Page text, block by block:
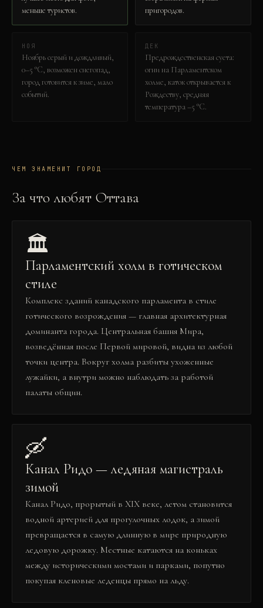
меньше туристов.
пригородов.
НОЯ
Ноябрь серый и дождливый,
0–5 °C, возможен снегопад,
город готовится к зиме, мало
событий.
ДЕК
Предрождественская суета:
огни на Парламентском
холме, каток открывается к
Рождеству, средняя
температура –5 °C.
ЧЕМ ЗНАМЕНИТ ГОРОД
За что любят Оттава
🏛️
Парламентский холм в готическом
стиле
Комплекс зданий канадского парламента в стиле
готического возрождения — главная архитектурная
доминанта города. Центральная башня Мира,
возведённая после Первой мировой, видна из любой
точки центра. Вокруг холма разбиты ухоженные
лужайки, а внутри можно наблюдать за работой
палаты общин.
🛶
Канал Ридо — ледяная магистраль
зимой
Канал Ридо, прорытый в XIX веке, летом становится
водной артерией для прогулочных лодок, а зимой
превращается в самую длинную в мире природную
ледовую дорожку. Местные катаются на коньках
между историческими мостами и парками, попутно
покупая кленовые леденцы прямо на льду.